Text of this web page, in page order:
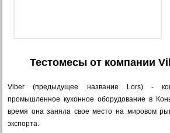
Тестомесы от компании
Viber (предыдущее название Lors) -
промышленное кухонное оборудование в
время она заняла свое место на мировом
экспорта.